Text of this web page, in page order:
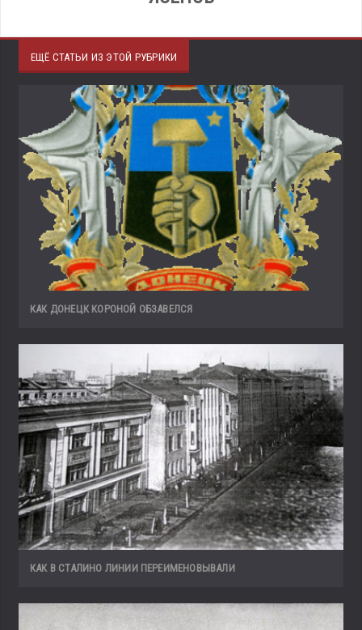
ЕЩЁ СТАТЬИ ИЗ ЭТОЙ РУБРИКИ
КАК ДОНЕЦК КОРОНОЙ ОБЗАВЕЛСЯ
КАК В СТАЛИНО ЛИНИИ ПЕРЕИМЕНОВЫВАЛИ